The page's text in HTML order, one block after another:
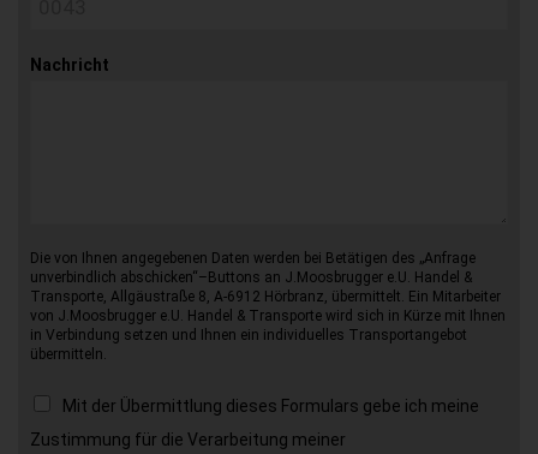
Nachricht
Die von Ihnen angegebenen Daten werden bei Betätigen des „Anfrage
unverbindlich abschicken“–Buttons an J.Moosbrugger e.U. Handel &
Transporte, Allgäustraße 8, A-6912 Hörbranz, übermittelt. Ein Mitarbeiter
von J.Moosbrugger e.U. Handel & Transporte wird sich in Kürze mit Ihnen
in Verbindung setzen und Ihnen ein individuelles Transportangebot
übermitteln.
Mit der Übermittlung dieses Formulars gebe ich meine
Zustimmung für die Verarbeitung meiner